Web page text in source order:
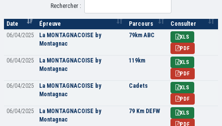
Rechercher :
Date Épreuve Parcours
Consulter
06/04/2025
La MONTAGNACOISE by
Montagnac
79km ABC
XLS
PDF
06/04/2025
La MONTAGNACOISE by
Montagnac
119km
XLS
PDF
06/04/2025
La MONTAGNACOISE by
Montagnac
Cadets
XLS
PDF
06/04/2025
La MONTAGNACOISE by
Montagnac
79 Km DEFW
XLS
PDF